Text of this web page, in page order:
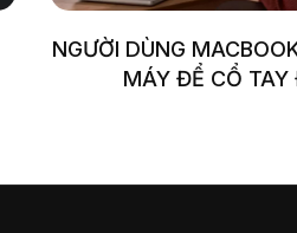
NGƯỜI DÙNG
MÁY ĐỂ CỔ